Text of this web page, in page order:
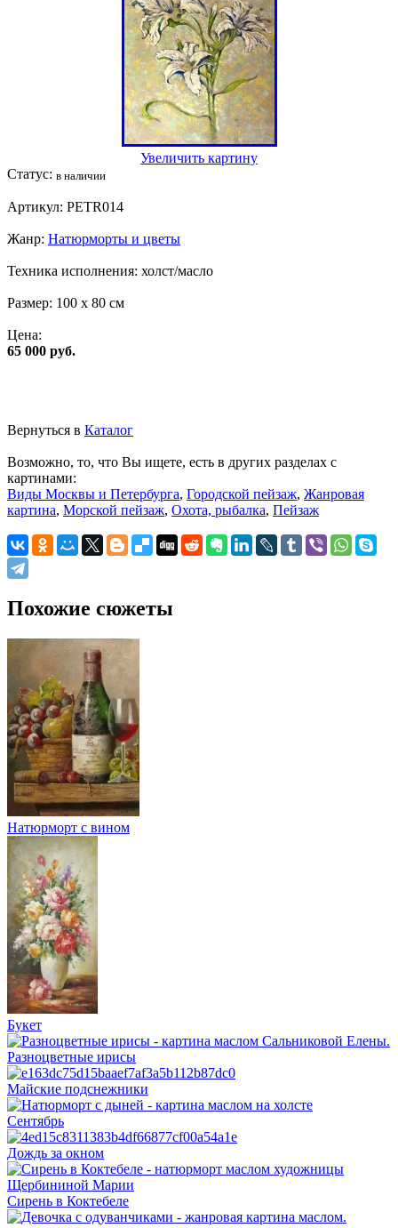
Увеличить картину
Статус: в наличии
Артикул: PETR014
Жанр: Натюрморты и цветы
Техника исполнения: холст/масло
Размер: 100 x 80 см
Цена:
65 000 руб.
Вернуться в Каталог
Возможно, то, что Вы ищете, есть в других разделах с
картинами:
Виды Москвы и Петербурга, Городской пейзаж, Жанровая
картина, Морской пейзаж, Охота, рыбалка, Пейзаж
Похожие сюжеты
Натюрморт с вином
Букет
Разноцветные ирисы
Майские подснежники
Сентябрь
Дождь за окном
Сирень в Коктебеле